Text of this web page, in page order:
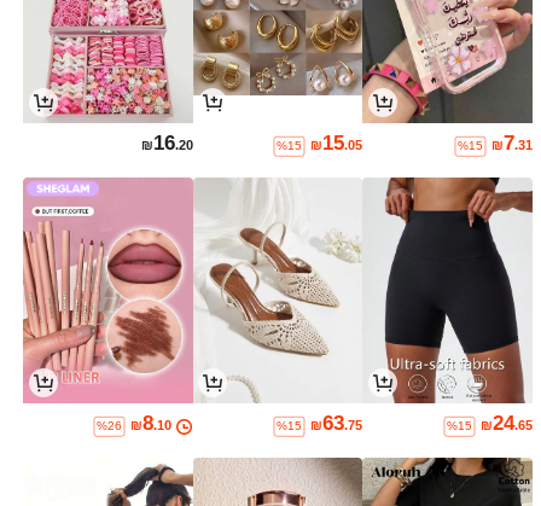
₪7.31
%15
₪15.05
%15
₪16.20
₪24.65
%15
₪63.75
%15
₪8.10
%26